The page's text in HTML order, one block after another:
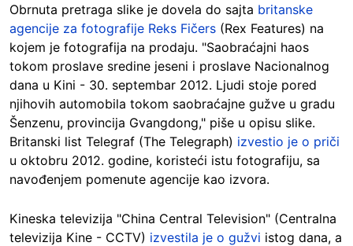
Obrnuta pretraga slike je dovela do sajta britanske
agencije za fotografije Reks Fičers (Rex Features) na
kojem je fotografija na prodaju. "Saobraćajni haos
tokom proslave sredine jeseni i proslave Nacionalnog
dana u Kini - 30. septembar 2012. Ljudi stoje pored
njihovih automobila tokom saobraćajne gužve u gradu
Šenzenu, provincija Gvangdong," piše u opisu slike.
Britanski list Telegraf (The Telegraph) izvestio je o priči
u oktobru 2012. godine, koristeći istu fotografiju, sa
navođenjem pomenute agencije kao izvora.
Kineska televizija "China Central Television" (Centralna
televizija Kine - CCTV) izvestila je o gužvi istog dana, a